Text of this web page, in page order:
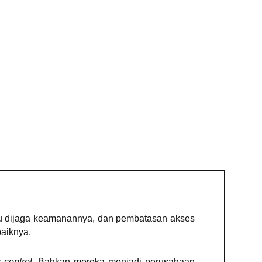
keamanannya, dan pembatasan akses